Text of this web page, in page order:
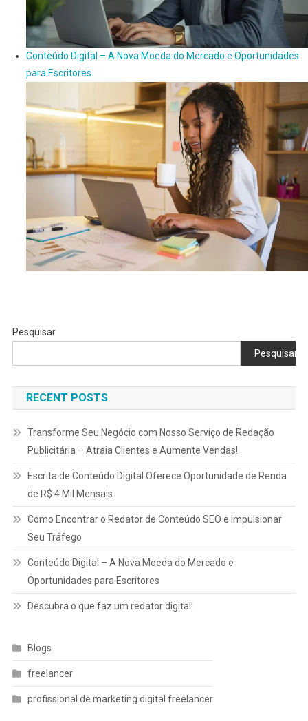
Conteúdo Digital – A Nova Moeda do Mercado e Oportunidades
para Escritores
Pesquisar
Pesquisar
RECENT POSTS
Transforme Seu Negócio com Nosso Serviço de Redação
Publicitária – Atraia Clientes e Aumente Vendas!
Escrita de Conteúdo Digital Oferece Oportunidade de Renda
de R$ 4 Mil Mensais
Como Encontrar o Redator de Conteúdo SEO e Impulsionar
Seu Tráfego
Conteúdo Digital – A Nova Moeda do Mercado e
Oportunidades para Escritores
Descubra o que faz um redator digital!
Blogs
freelancer
profissional de marketing digital freelancer